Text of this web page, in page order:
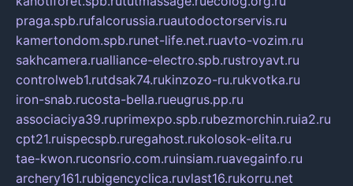
praga.spb.rufalcorussia.ruautodoctorservis.ru
kamertondom.spb.runet-life.net.ruavto-vozim.ru
sakhcamera.rualliance-electro.spb.rustroyavt.ru
controlweb1.rutdsak74.rukinzozo-ru.rukvotka.ru
iron-snab.rucosta-bella.rueugrus.pp.ru
associaciya39.ruprimexpo.spb.rubezmorchin.ruia2.ru
cpt21.ruispecspb.ruregahost.rukolosok-elita.ru
tae-kwon.ruconsrio.com.ruinsiam.ruavegainfo.ru
archery161.rubigencyclica.ruvlast16.rukorru.net